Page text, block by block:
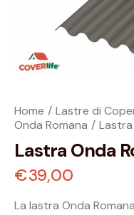
Home Lastre di
Onda Romana
Lastra
Lastra Onda
€39,00
La lastra Onda